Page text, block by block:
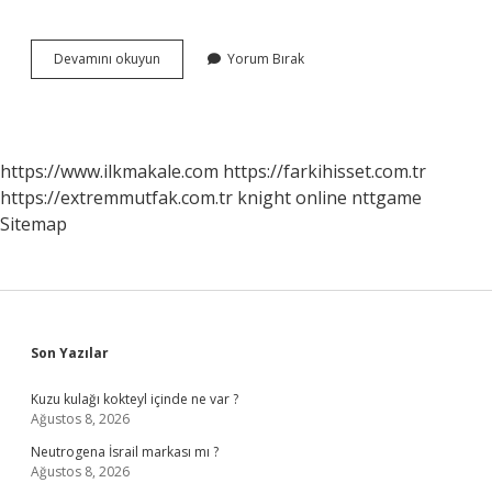
Devamını okuyun
Nasıl
Yorum Bırak
https://www.ilkmakale.com https://farkihisset.com.tr
https://extremmutfak.com.tr knight online nttgame
Sitemap
Sidebar
Son Yazılar
Kuzu kulağı kokteyl içinde ne var ?
Ağustos 8, 2026
Neutrogena İsrail markası mı ?
Ağustos 8, 2026